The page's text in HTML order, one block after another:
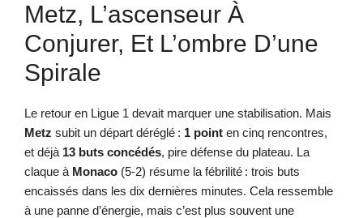
Metz, L’ascenseur À
Conjurer, Et L’ombre D’une
Spirale
Le retour en Ligue 1 devait marquer une stabilisation. Mais
Metz subit un départ déréglé : 1 point en cinq rencontres,
et déjà 13 buts concédés, pire défense du plateau. La
claque à Monaco (5-2) résume la fébrilité : trois buts
encaissés dans les dix dernières minutes. Cela ressemble
à une panne d’énergie, mais c’est plus souvent une